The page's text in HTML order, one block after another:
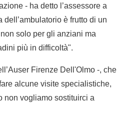
- ha detto l’assessore a
è frutto di un
solo per gli anziani ma
più in difficoltà".
Firenze Dell'Olmo -, che
alcune visite specialistiche,
non vogliamo sostituirci a